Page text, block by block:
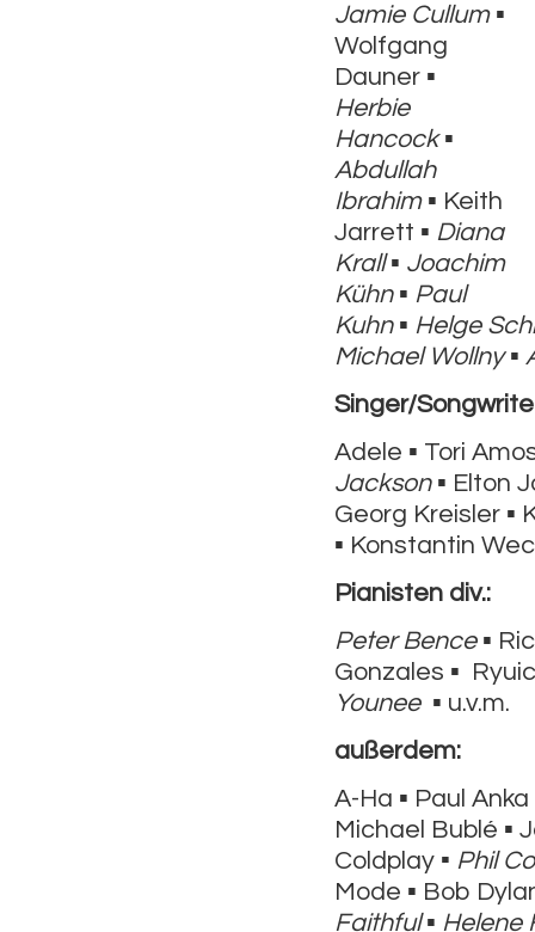
Jamie Cullum▪
Wolfgang
Dauner ▪
Herbie
Hancock▪
Abdullah
Ibrahim▪ Keith
Jarrett ▪ Diana
Krall▪ Joachim
Kühn▪ Paul
Kuhn▪ Helge
Michael Wollny▪
Singer/
Adele ▪ Tori
Jackson▪ Elton
Georg Kreisler ▪
▪ Konstantin
Pianisten div.:
Peter Bence▪
Gonzales ▪
Younee ▪ u.v.m.
außerdem:
A-Ha ▪ Paul
Michael Bublé ▪
Coldplay ▪ Phil
Mode ▪ Bob
Faithful▪ Helene